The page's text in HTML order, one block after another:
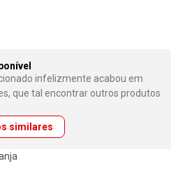
infelizmente acabou em
que tal encontrar outros produtos
similares